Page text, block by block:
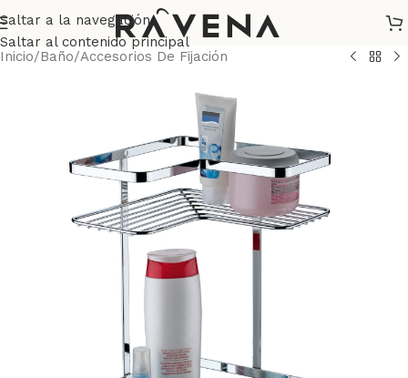
Saltar a la navegación
Saltar al contenido principal
Inicio/Baño/Accesorios De Fijación